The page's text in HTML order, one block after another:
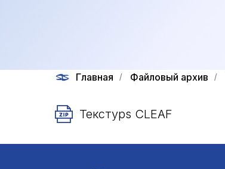
Главная / Файловый архив /
Текстурs CLEAF